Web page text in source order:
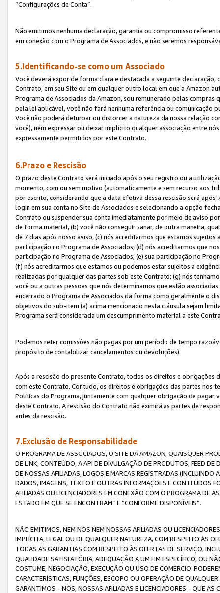
“Configurações de Conta”.
Não emitimos nenhuma declaração, garantia ou compromisso
em conexão com o Programa de Associados, e não seremos
5.Identificando-se como um Associado
Você deverá expor de forma clara e destacada a seguinte
Contrato, em seu Site ou em qualquer outro local em que a Amazon
Programa de Associados da Amazon, sou remunerado pelas
pela lei aplicável, você não fará nenhuma referência ou comunicação
Você não poderá deturpar ou distorcer a natureza da nossa relação
você), nem expressar ou deixar implícito qualquer associação entre
expressamente permitidos por este Contrato.
6.Prazo e Rescisão
O prazo deste Contrato será iniciado após o seu registro ou a
momento, com ou sem motivo (automaticamente e sem recurso aos
por escrito, considerando que a data efetiva dessa rescisão será
login em sua conta no Site de Associados e selecionando a opção
Contrato ou suspender sua conta imediatamente por meio de aviso
de forma material, (b) você não conseguir sanar, de outra maneira,
de 7 dias após nosso aviso; (c) nós acreditarmos que estamos
participação no Programa de Associados; (d) nós acreditarmos que
participação no Programa de Associados; (e) sua participação no
(f) nós acreditarmos que estamos ou podemos estar sujeitos à
realizadas por qualquer das partes sob este Contrato; (g) nós
você ou a outras pessoas que nós determinamos que estão
encerrado o Programa de Associados da forma como geralmente o
objetivos do sub-item (a) acima mencionado nesta cláusula sejam
Programa será considerada um descumprimento material a este
Podemos reter comissões não pagas por um período de tempo
propósito de contabilizar cancelamentos ou devoluções).
Após a rescisão do presente Contrato, todos os direitos e obrigações
com este Contrato. Contudo, os direitos e obrigações das partes nos
Políticas do Programa, juntamente com qualquer obrigação de
deste Contrato. A rescisão do Contrato não eximirá as partes de
antes da rescisão.
7.Exclusão de Responsabilidade
O PROGRAMA DE ASSOCIADOS, O SITE DA AMAZON, QUAISQUER
DE LINK, CONTEÚDO, A API DE DIVULGAÇÃO DE PRODUTOS, FEED
DE NOSSAS AFILIADAS, LOGOS E MARCAS REGISTRADAS
DADOS, IMAGENS, TEXTO E OUTRAS INFORMAÇÕES E CONTEÚDOS
AFILIADAS OU LICENCIADORES EM CONEXÃO COM O PROGRAMA DE
ESTADO EM QUE SE ENCONTRAM” E “CONFORME DISPONÍVEIS”.
NÃO EMITIMOS, NEM NÓS NEM NOSSAS AFILIADAS OU
IMPLÍCITA, LEGAL OU DE QUALQUER NATUREZA, COM RESPEITO ÀS
TODAS AS GARANTIAS COM RESPEITO ÀS OFERTAS DE SERVIÇO,
QUALIDADE SATISFATÓRIA, ADEQUAÇÃO A UM FIM ESPECÍFICO, OU
COSTUME, NEGOCIAÇÃO, EXECUÇÃO OU USO DE COMÉRCIO.
CARACTERÍSTICAS, FUNÇÕES, ESCOPO OU OPERAÇÃO DE
GARANTIMOS – NÓS, NOSSAS AFILIADAS E LICENCIADORES – QUE